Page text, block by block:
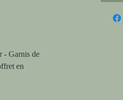
- Garnis de
en